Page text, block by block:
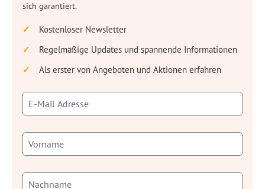
sich garantiert.
Kostenloser Newsletter
Regelmäßige Updates und spannende Informationen
Als erster von Angeboten und Aktionen erfahren